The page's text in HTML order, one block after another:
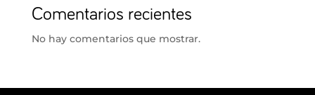
Comentarios recientes
No hay comentarios que mostrar.